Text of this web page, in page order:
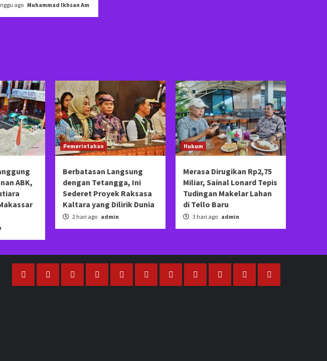
ago Muhammad Ikhsan Am
ABK,
Pemerintahan
Berbatasan Langsung
dengan Tetangga, Ini
Sederet Proyek Raksasa
Kaltara yang Dilirik Dunia
2 hari ago admin
Hukum
Merasa Dirugikan Rp2,75
Miliar, Sainal Lonard Tepis
Tudingan Makelar Lahan
di Tello Baru
3 hari ago admin
BerandaRedaksiTentanginformasiArtikelEkonomiHukumKesehatanOlah
BersamaKRYD